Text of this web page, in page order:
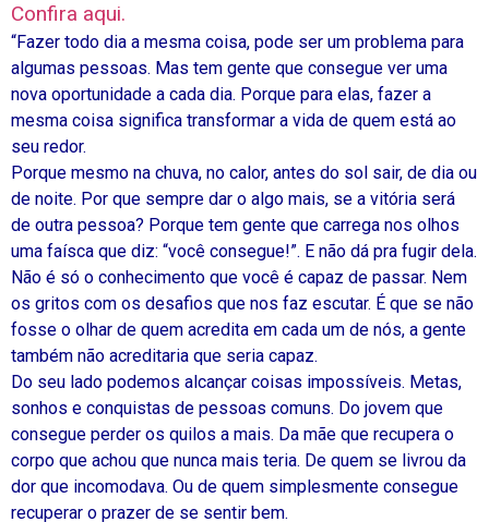
Confira aqui.
“Fazer todo dia a mesma coisa, pode ser um problema para
algumas pessoas. Mas tem gente que consegue ver uma
nova oportunidade a cada dia. Porque para elas, fazer a
mesma coisa significa transformar a vida de quem está ao
seu redor.
Porque mesmo na chuva, no calor, antes do sol sair, de dia ou
de noite. Por que sempre dar o algo mais, se a vitória será
de outra pessoa? Porque tem gente que carrega nos olhos
uma faísca que diz: “você consegue!”. E não dá pra fugir dela.
Não é só o conhecimento que você é capaz de passar. Nem
os gritos com os desafios que nos faz escutar. É que se não
fosse o olhar de quem acredita em cada um de nós, a gente
também não acreditaria que seria capaz.
Do seu lado podemos alcançar coisas impossíveis. Metas,
sonhos e conquistas de pessoas comuns. Do jovem que
consegue perder os quilos a mais. Da mãe que recupera o
corpo que achou que nunca mais teria. De quem se livrou da
dor que incomodava. Ou de quem simplesmente consegue
recuperar o prazer de se sentir bem.